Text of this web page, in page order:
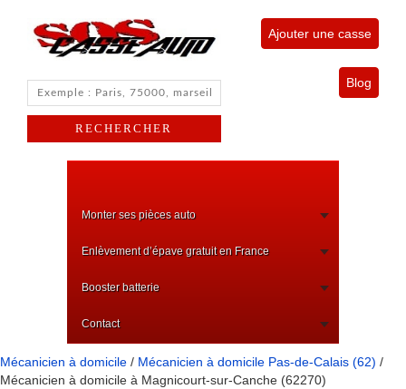
Ajouter une casse
Blog
Monter ses pièces auto
Enlèvement d’épave gratuit en France
Booster batterie
Contact
Mécanicien à domicile / Mécanicien à domicile Pas-de-Calais (62) /
Mécanicien à domicile à Magnicourt-sur-Canche (62270)